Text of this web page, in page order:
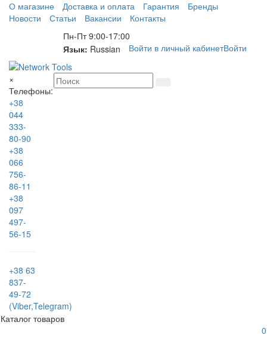
О магазине Доставка и оплата Гарантия
Бренды
Новости
Статьи Вакансии
Контакты
Пн-Пт 9:00-17:00
Язык: Russian Войти в личный кабинетВойти
×
Телефоны:
+38
044
333-
80-90
+38
066
756-
86-11
+38
097
497-
56-15
+38 63
837-
49-72
(Viber,Telegram)
Каталог товаров
0